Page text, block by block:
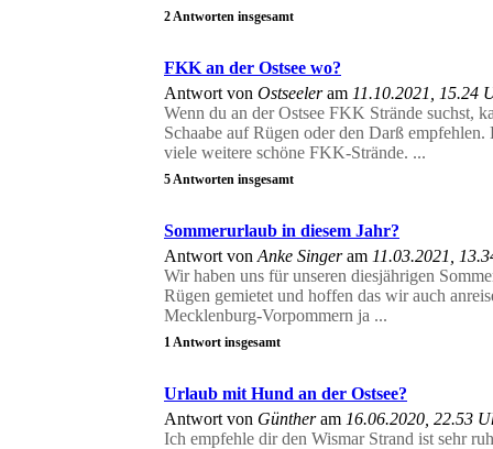
2 Antworten insgesamt
FKK an der Ostsee wo?
Antwort von Ostseeleram 11.10.2021, 15.24
Wenn du an der Ostsee FKK Strände suchst,
Schaabe auf Rügen oder den Darß
viele weitere schöne FKK-Strände. ...
5 Antworten insgesamt
Sommerurlaub in diesem Jahr?
Antwort von Anke Singeram 11.03.2021,
Wir haben uns für unseren diesjährigen
Rügen gemietet und hoffen das wir auch
Mecklenburg-Vorpommern ja ...
1 Antwort insgesamt
Urlaub mit Hund an der Ostsee?
Antwort von Güntheram 16.06.2020, 22.53
Ich empfehle dir den Wismar Strand ist sehr